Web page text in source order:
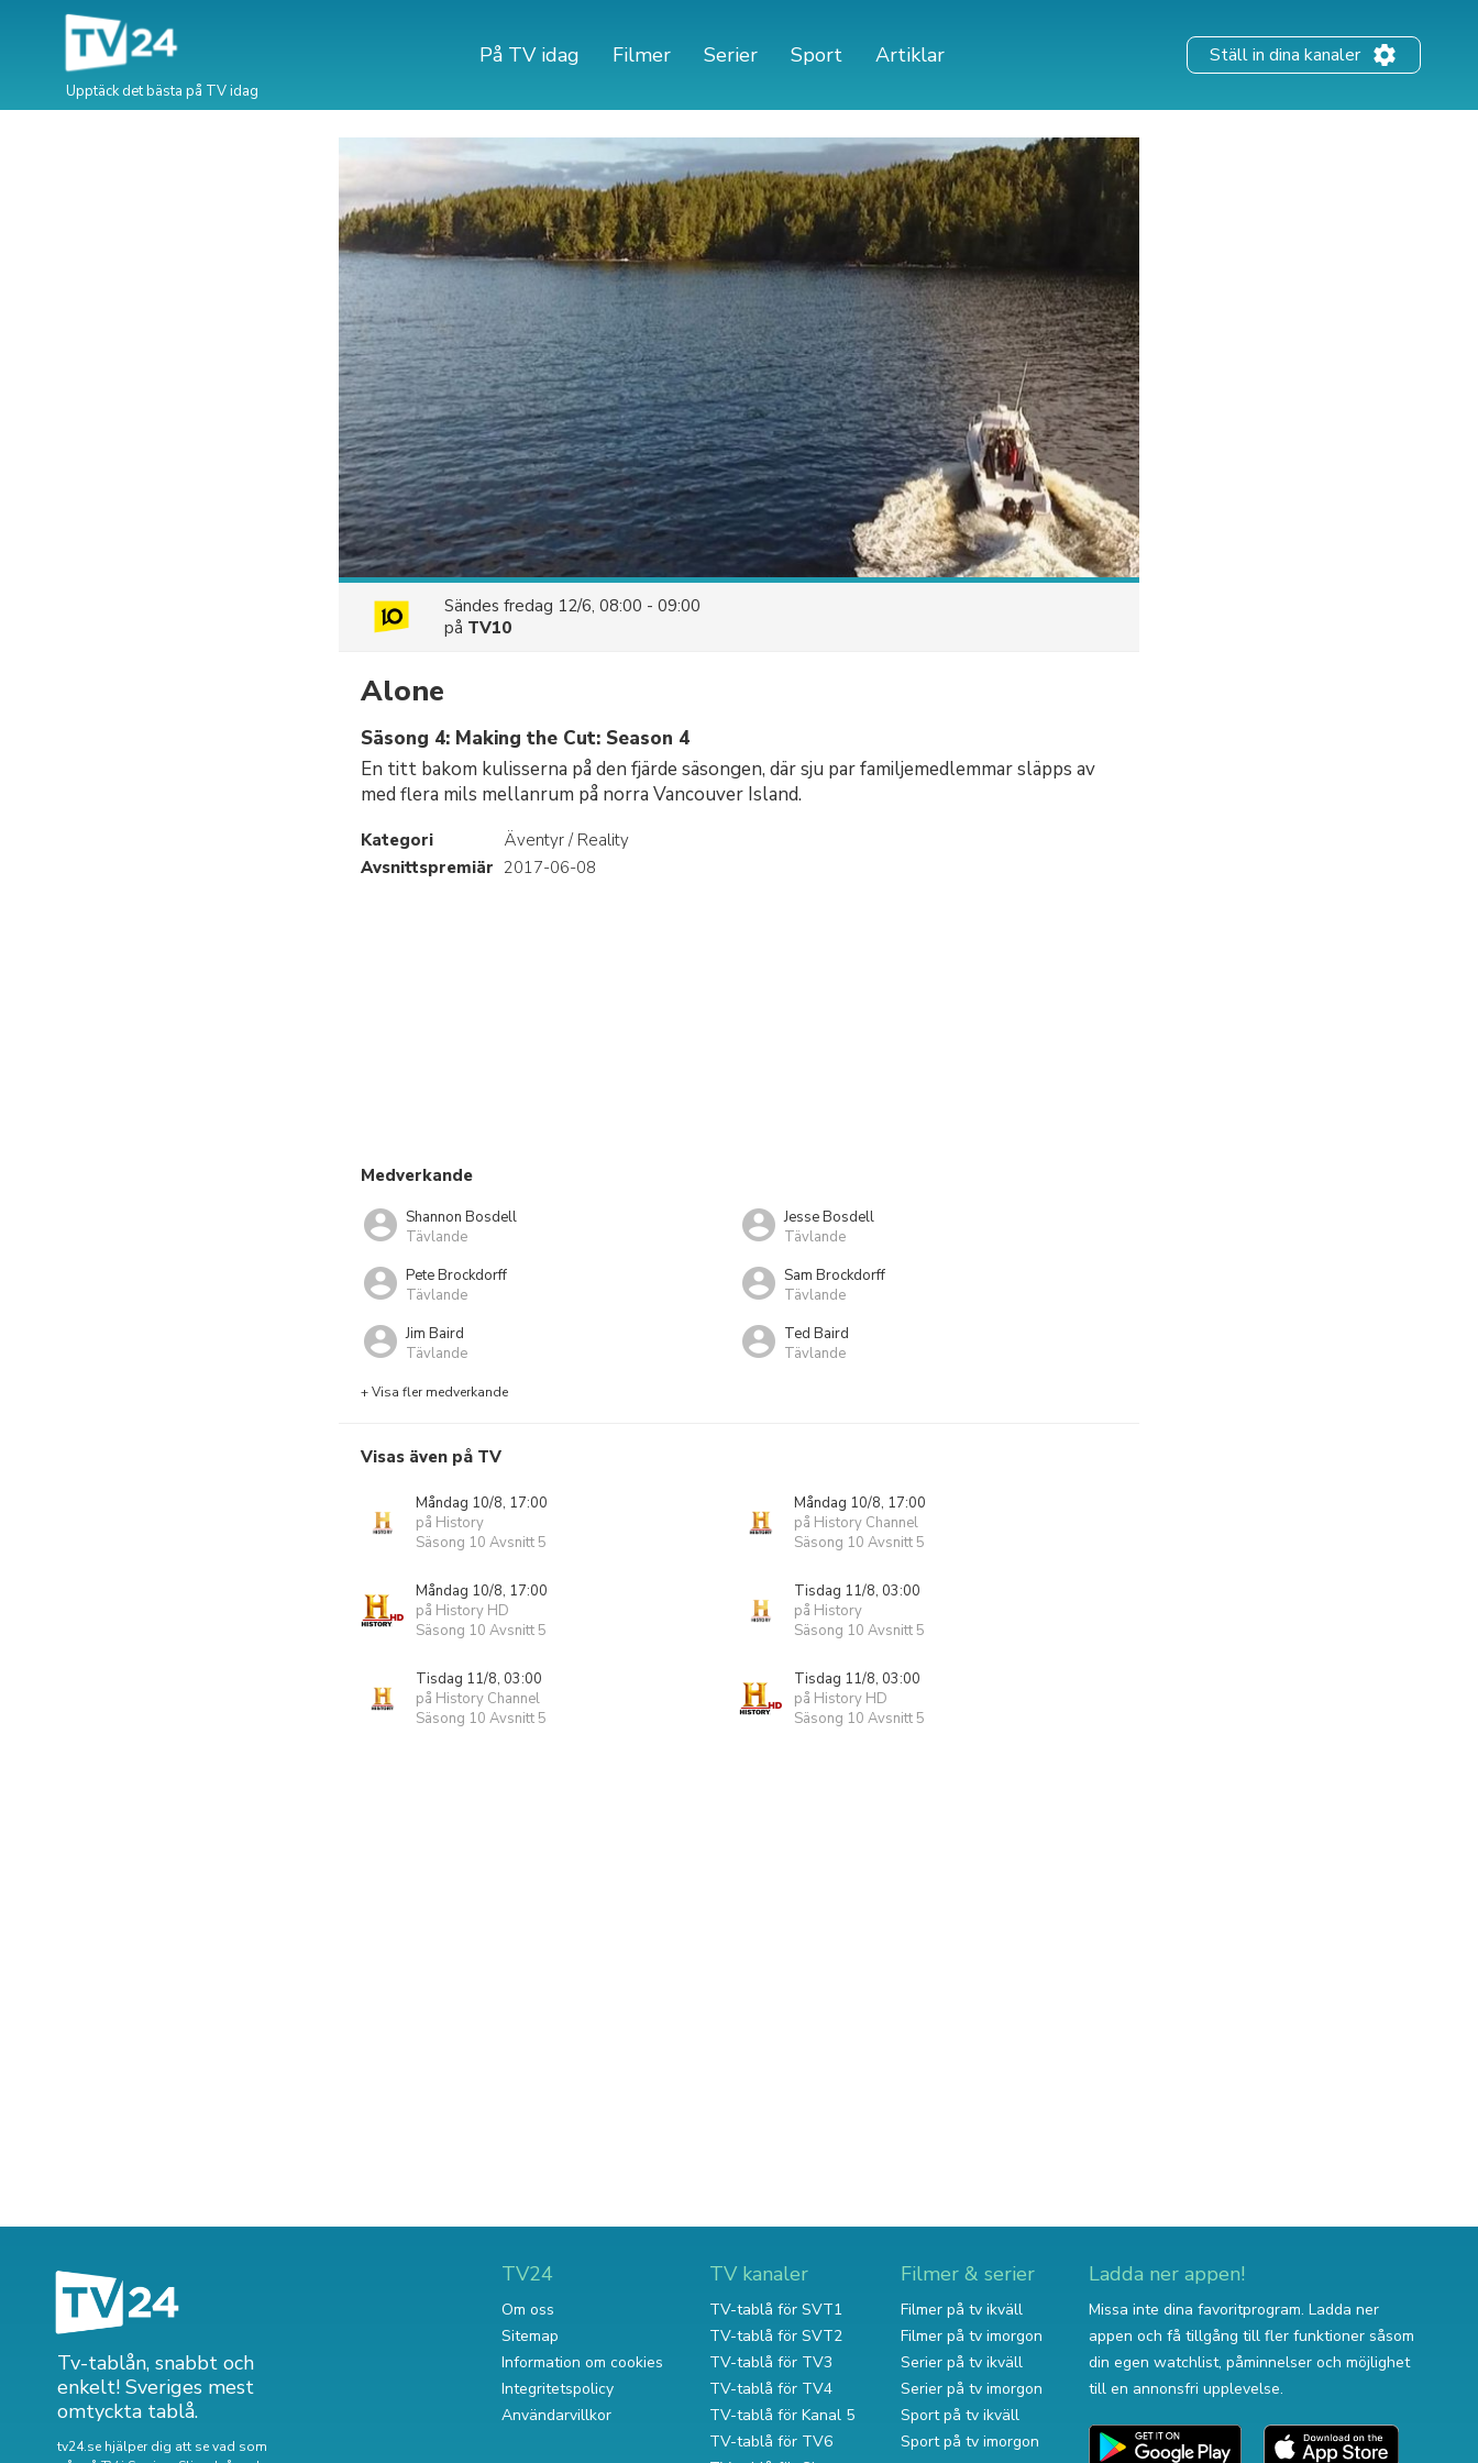
Upptäck det bästa på TV idag
På TV idag Filmer Serier Sport Artiklar Ställ in dina kanaler
Sändes fredag 12/6, 08:00 - 09:00
på TV10
Alone
Säsong 4: Making the Cut: Season 4
En titt bakom kulisserna på den fjärde säsongen, där sju par familjemedlemmar släpps av
med flera mils mellanrum på norra Vancouver Island.
Kategori
Äventyr / Reality
Avsnittspremiär 2017-06-08
Medverkande
Shannon Bosdell
Tävlande
Jesse Bosdell
Tävlande
Pete Brockdorff
Tävlande
Sam Brockdorff
Tävlande
Jim Baird
Tävlande
Ted Baird
Tävlande
+ Visa fler medverkande
Visas även på TV
Måndag 10/8, 17:00
på History
Säsong 10 Avsnitt 5
Måndag 10/8, 17:00
på History Channel
Säsong 10 Avsnitt 5
Måndag 10/8, 17:00
på History HD
Säsong 10 Avsnitt 5
Tisdag 11/8, 03:00
på History
Säsong 10 Avsnitt 5
Tisdag 11/8, 03:00
på History Channel
Säsong 10 Avsnitt 5
Tisdag 11/8, 03:00
på History HD
Säsong 10 Avsnitt 5
Tv-tablån, snabbt och
enkelt! Sveriges mest
omtyckta tablå.
tv24.se hjälper dig att se vad som
TV24
Om oss
Sitemap
Information om cookies
Integritetspolicy
Användarvillkor
TV kanaler
TV-tablå för SVT1
TV-tablå för SVT2
TV-tablå för TV3
TV-tablå för TV4
TV-tablå för Kanal 5
TV-tablå för TV6
Filmer & serier
Filmer på tv ikväll
Filmer på tv imorgon
Serier på tv ikväll
Serier på tv imorgon
Sport på tv ikväll
Sport på tv imorgon
Ladda ner appen!
Missa inte dina favoritprogram. Ladda ner
appen och få tillgång till fler funktioner såsom
din egen watchlist, påminnelser och möjlighet
till en annonsfri upplevelse.